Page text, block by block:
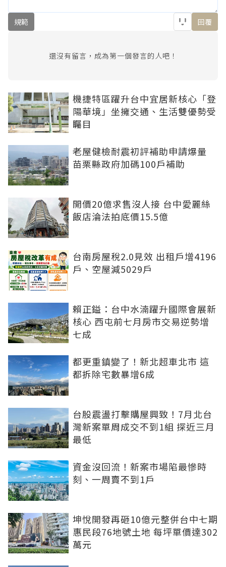
規範 回覆
還沒有留言，成為第一個發言的人吧！
機捷特區躍升台中宜居新核心「登
陽華境」坐擁交通、生活雙優勢受
矚目
老屋健檢耐震初評補助申請爆量
苗栗縣政府加碼100戶補助
開價20億求售沒人接 台中愛麗絲
飯店淪法拍底價15.5億
台南房屋稅2.0見效 出租戶增4196
戶、空屋減5029戶
賴正鎰：台中水湳躍升國際會展新
核心 西屯前七月房市交易逆勢增
七成
都更重鎮變了！新北超車北市 這
都拆除宅數暴增6成
台股震盪打擊購屋興致！7月北台
灣新案單周成交不到1組 探近三月
最低
資金沒回流！新案市場陷最慘時
刻、一周賣不到1戶
坤悅開發再砸10億元整併台中七期
惠民段76地號土地 每坪單價達302
萬元